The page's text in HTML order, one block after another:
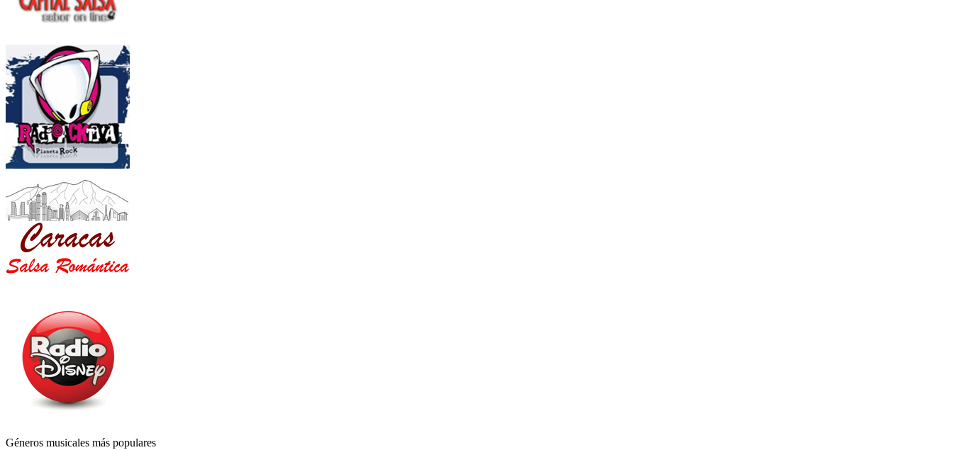
Géneros musicales más populares